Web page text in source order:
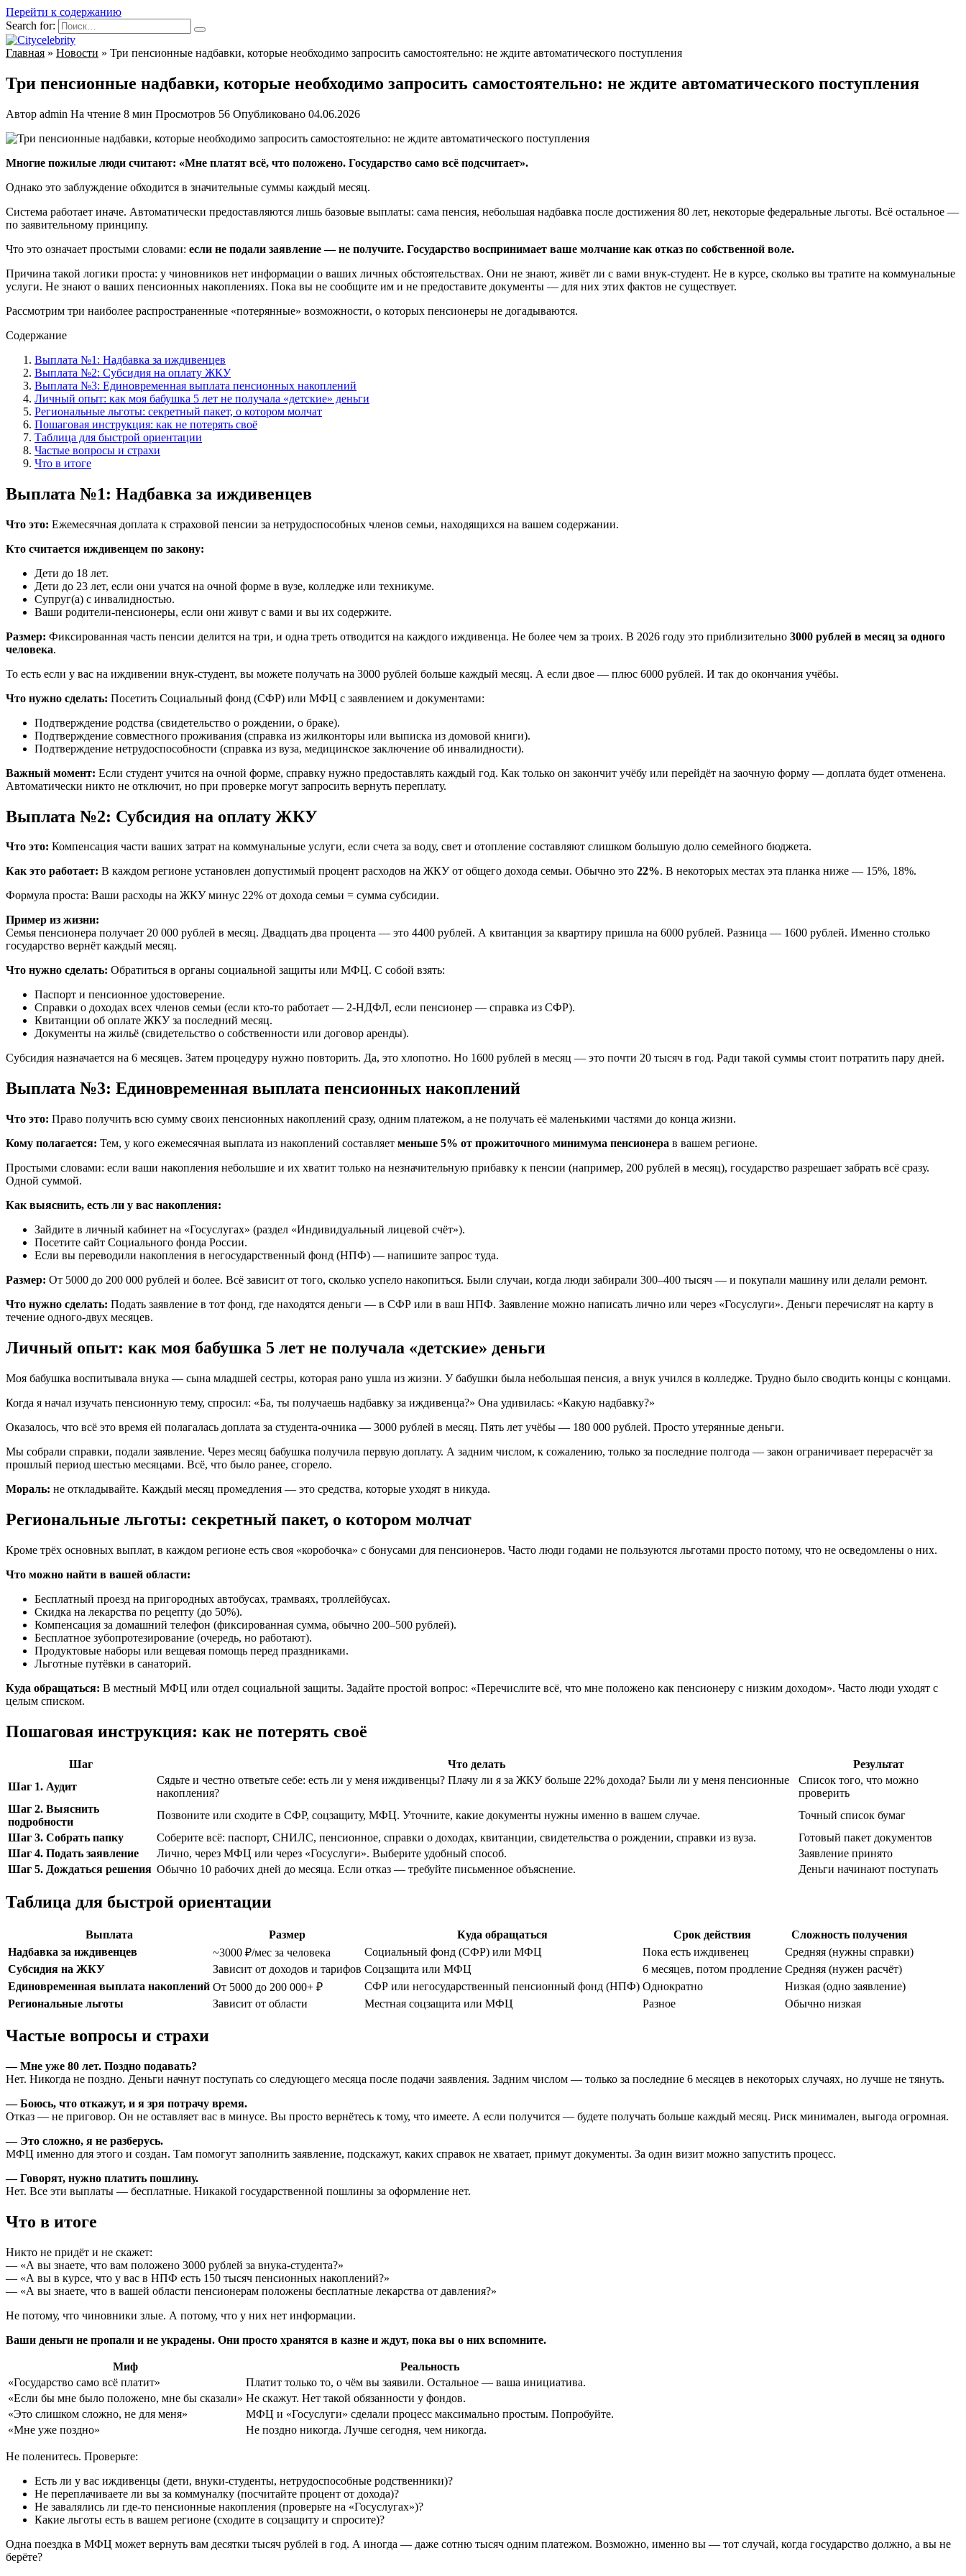
Перейти к содержанию
Search for:
Главная » Новости » Три пенсионные надбавки, которые необходимо запросить самостоятельно: не ждите автоматического поступления
Три пенсионные надбавки, которые необходимо запросить самостоятельно: не ждите автоматического поступления
Автор admin На чтение 8 мин Просмотров 56 Опубликовано 04.06.2026
Многие пожилые люди считают: «Мне платят всё, что положено. Государство само всё подсчитает».
Однако это заблуждение обходится в значительные суммы каждый месяц.
Система работает иначе. Автоматически предоставляются лишь базовые выплаты: сама пенсия, небольшая надбавка после достижения 80 лет, некоторые федеральные льготы. Всё остальное —
по заявительному принципу.
Что это означает простыми словами: если не подали заявление — не получите. Государство воспринимает ваше молчание как отказ по собственной воле.
Причина такой логики проста: у чиновников нет информации о ваших личных обстоятельствах. Они не знают, живёт ли с вами внук-студент. Не в курсе, сколько вы тратите на коммунальные
услуги. Не знают о ваших пенсионных накоплениях. Пока вы не сообщите им и не предоставите документы — для них этих фактов не существует.
Рассмотрим три наиболее распространенные «потерянные» возможности, о которых пенсионеры не догадываются.
Содержание
Выплата №1: Надбавка за иждивенцев
Выплата №2: Субсидия на оплату ЖКУ
Выплата №3: Единовременная выплата пенсионных накоплений
Личный опыт: как моя бабушка 5 лет не получала «детские» деньги
Региональные льготы: секретный пакет, о котором молчат
Пошаговая инструкция: как не потерять своё
Таблица для быстрой ориентации
Частые вопросы и страхи
Что в итоге
Выплата №1: Надбавка за иждивенцев
Что это: Ежемесячная доплата к страховой пенсии за нетрудоспособных членов семьи, находящихся на вашем содержании.
Кто считается иждивенцем по закону:
Дети до 18 лет.
Дети до 23 лет, если они учатся на очной форме в вузе, колледже или техникуме.
Супруг(а) с инвалидностью.
Ваши родители-пенсионеры, если они живут с вами и вы их содержите.
Размер: Фиксированная часть пенсии делится на три, и одна треть отводится на каждого иждивенца. Не более чем за троих. В 2026 году это приблизительно 3000 рублей в месяц за одного
человека.
То есть если у вас на иждивении внук-студент, вы можете получать на 3000 рублей больше каждый месяц. А если двое — плюс 6000 рублей. И так до окончания учёбы.
Что нужно сделать: Посетить Социальный фонд (СФР) или МФЦ с заявлением и документами:
Подтверждение родства (свидетельство о рождении, о браке).
Подтверждение совместного проживания (справка из жилконторы или выписка из домовой книги).
Подтверждение нетрудоспособности (справка из вуза, медицинское заключение об инвалидности).
Важный момент: Если студент учится на очной форме, справку нужно предоставлять каждый год. Как только он закончит учёбу или перейдёт на заочную форму — доплата будет отменена.
Автоматически никто не отключит, но при проверке могут запросить вернуть переплату.
Выплата №2: Субсидия на оплату ЖКУ
Что это: Компенсация части ваших затрат на коммунальные услуги, если счета за воду, свет и отопление составляют слишком большую долю семейного бюджета.
Как это работает: В каждом регионе установлен допустимый процент расходов на ЖКУ от общего дохода семьи. Обычно это 22%. В некоторых местах эта планка ниже — 15%, 18%.
Формула проста: Ваши расходы на ЖКУ минус 22% от дохода семьи = сумма субсидии.
Пример из жизни:
Семья пенсионера получает 20 000 рублей в месяц. Двадцать два процента — это 4400 рублей. А квитанция за квартиру пришла на 6000 рублей. Разница — 1600 рублей. Именно столько
государство вернёт каждый месяц.
Что нужно сделать: Обратиться в органы социальной защиты или МФЦ. С собой взять:
Паспорт и пенсионное удостоверение.
Справки о доходах всех членов семьи (если кто-то работает — 2-НДФЛ, если пенсионер — справка из СФР).
Квитанции об оплате ЖКУ за последний месяц.
Документы на жильё (свидетельство о собственности или договор аренды).
Субсидия назначается на 6 месяцев. Затем процедуру нужно повторить. Да, это хлопотно. Но 1600 рублей в месяц — это почти 20 тысяч в год. Ради такой суммы стоит потратить пару дней.
Выплата №3: Единовременная выплата пенсионных накоплений
Что это: Право получить всю сумму своих пенсионных накоплений сразу, одним платежом, а не получать её маленькими частями до конца жизни.
Кому полагается: Тем, у кого ежемесячная выплата из накоплений составляет меньше 5% от прожиточного минимума пенсионера в вашем регионе.
Простыми словами: если ваши накопления небольшие и их хватит только на незначительную прибавку к пенсии (например, 200 рублей в месяц), государство разрешает забрать всё сразу.
Одной суммой.
Как выяснить, есть ли у вас накопления:
Зайдите в личный кабинет на «Госуслугах» (раздел «Индивидуальный лицевой счёт»).
Посетите сайт Социального фонда России.
Если вы переводили накопления в негосударственный фонд (НПФ) — напишите запрос туда.
Размер: От 5000 до 200 000 рублей и более. Всё зависит от того, сколько успело накопиться. Были случаи, когда люди забирали 300–400 тысяч — и покупали машину или делали ремонт.
Что нужно сделать: Подать заявление в тот фонд, где находятся деньги — в СФР или в ваш НПФ. Заявление можно написать лично или через «Госуслуги». Деньги перечислят на карту в
течение одного-двух месяцев.
Личный опыт: как моя бабушка 5 лет не получала «детские» деньги
Моя бабушка воспитывала внука — сына младшей сестры, которая рано ушла из жизни. У бабушки была небольшая пенсия, а внук учился в колледже. Трудно было сводить концы с концами.
Когда я начал изучать пенсионную тему, спросил: «Ба, ты получаешь надбавку за иждивенца?» Она удивилась: «Какую надбавку?»
Оказалось, что всё это время ей полагалась доплата за студента-очника — 3000 рублей в месяц. Пять лет учёбы — 180 000 рублей. Просто утерянные деньги.
Мы собрали справки, подали заявление. Через месяц бабушка получила первую доплату. А задним числом, к сожалению, только за последние полгода — закон ограничивает перерасчёт за
прошлый период шестью месяцами. Всё, что было ранее, сгорело.
Мораль: не откладывайте. Каждый месяц промедления — это средства, которые уходят в никуда.
Региональные льготы: секретный пакет, о котором молчат
Кроме трёх основных выплат, в каждом регионе есть своя «коробочка» с бонусами для пенсионеров. Часто люди годами не пользуются льготами просто потому, что не осведомлены о них.
Что можно найти в вашей области:
Бесплатный проезд на пригородных автобусах, трамваях, троллейбусах.
Скидка на лекарства по рецепту (до 50%).
Компенсация за домашний телефон (фиксированная сумма, обычно 200–500 рублей).
Бесплатное зубопротезирование (очередь, но работают).
Продуктовые наборы или вещевая помощь перед праздниками.
Льготные путёвки в санаторий.
Куда обращаться: В местный МФЦ или отдел социальной защиты. Задайте простой вопрос: «Перечислите всё, что мне положено как пенсионеру с низким доходом». Часто люди уходят с
целым списком.
Пошаговая инструкция: как не потерять своё
Шаг Что делать
Результат
Шаг 1. Аудит
Сядьте и честно ответьте себе: есть ли у меня иждивенцы? Плачу ли я за ЖКУ больше 22% дохода? Были ли у меня пенсионные
накопления?
Список того, что можно
проверить
Шаг 2. Выяснить
подробности
Позвоните или сходите в СФР, соцзащиту, МФЦ. Уточните, какие документы нужны именно в вашем случае.
Точный список бумаг
Шаг 3. Собрать папку
Соберите всё: паспорт, СНИЛС, пенсионное, справки о доходах, квитанции, свидетельства о рождении, справки из вуза.
Готовый пакет документов
Шаг 4. Подать заявление
Лично, через МФЦ или через «Госуслуги». Выберите удобный способ.
Заявление принято
Шаг 5. Дождаться решения Обычно 10 рабочих дней до месяца. Если отказ — требуйте письменное объяснение. Деньги начинают поступать
Таблица для быстрой ориентации
Выплата Размер Куда обращаться Срок действия
Сложность получения
Надбавка за иждивенцев
~3000 ₽/мес за человека Социальный фонд (СФР) или МФЦ Пока есть иждивенец
Средняя (нужны справки)
Субсидия на ЖКУ
Зависит от доходов и тарифов Соцзащита или МФЦ 6 месяцев, потом продление Средняя (нужен расчёт)
Единовременная выплата накоплений От 5000 до 200 000+ ₽ СФР или негосударственный пенсионный фонд (НПФ) Однократно
Низкая (одно заявление)
Региональные льготы
Зависит от области Местная соцзащита или МФЦ Разное Обычно низкая
Частые вопросы и страхи
— Мне уже 80 лет. Поздно подавать?
Нет. Никогда не поздно. Деньги начнут поступать со следующего месяца после подачи заявления. Задним числом — только за последние 6 месяцев в некоторых случаях, но лучше не тянуть.
— Боюсь, что откажут, и я зря потрачу время.
Отказ — не приговор. Он не оставляет вас в минусе. Вы просто вернётесь к тому, что имеете. А если получится — будете получать больше каждый месяц. Риск минимален, выгода огромная.
— Это сложно, я не разберусь.
МФЦ именно для этого и создан. Там помогут заполнить заявление, подскажут, каких справок не хватает, примут документы. За один визит можно запустить процесс.
— Говорят, нужно платить пошлину.
Нет. Все эти выплаты — бесплатные. Никакой государственной пошлины за оформление нет.
Что в итоге
Никто не придёт и не скажет:
— «А вы знаете, что вам положено 3000 рублей за внука-студента?»
— «А вы в курсе, что у вас в НПФ есть 150 тысяч пенсионных накоплений?»
— «А вы знаете, что в вашей области пенсионерам положены бесплатные лекарства от давления?»
Не потому, что чиновники злые. А потому, что у них нет информации.
Ваши деньги не пропали и не украдены. Они просто хранятся в казне и ждут, пока вы о них вспомните.
Миф
Реальность
«Государство само всё платит»
Платит только то, о чём вы заявили. Остальное — ваша инициатива.
«Если бы мне было положено, мне бы сказали» Не скажут. Нет такой обязанности у фондов.
«Это слишком сложно, не для меня»
МФЦ и «Госуслуги» сделали процесс максимально простым. Попробуйте.
«Мне уже поздно»
Не поздно никогда. Лучше сегодня, чем никогда.
Не поленитесь. Проверьте:
Есть ли у вас иждивенцы (дети, внуки-студенты, нетрудоспособные родственники)?
Не переплачиваете ли вы за коммуналку (посчитайте процент от дохода)?
Не завалялись ли где-то пенсионные накопления (проверьте на «Госуслугах»)?
Какие льготы есть в вашем регионе (сходите в соцзащиту и спросите)?
Одна поездка в МФЦ может вернуть вам десятки тысяч рублей в год. А иногда — даже сотню тысяч одним платежом. Возможно, именно вы — тот случай, когда государство должно, а вы не
берёте?